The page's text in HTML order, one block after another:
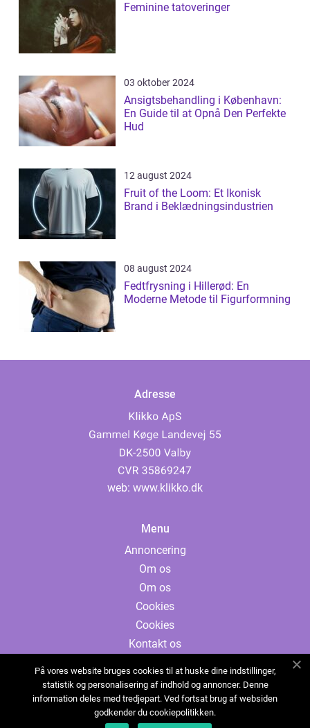
Feminine tatoveringer
03 oktober 2024
Ansigtsbehandling i København:
En Guide til at Opnå Den Perfekte
Hud
12 august 2024
Fruit of the Loom: Et Ikonisk
Brand i Beklædningsindustrien
08 august 2024
Fedtfrysning i Hillerød: En
Moderne Metode til Figurformning
Adresse
web: www.klikko.dk
Menu
Annoncering
Om os
Om os
Cookies
Cookies
Kontakt os
Sitemap
Sitemap
Annoncering
På vores website bruges cookies til at huske dine indstillinger,
statistik og personalisering af indhold og annoncer. Denne
information deles med tredjepart. Ved fortsat brug af websiden
godkender du cookiepolitikken.